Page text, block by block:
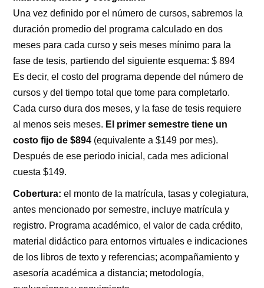
Una vez definido por el número de cursos, sabremos la
duración promedio del programa calculado en dos
meses para cada curso y seis meses mínimo para la
fase de tesis, partiendo del siguiente esquema: $ 894
Es decir, el costo del programa depende del número de
cursos y del tiempo total que tome para completarlo.
Cada curso dura dos meses, y la fase de tesis requiere
al menos seis meses. El primer semestre tiene un
costo fijo de $894 (equivalente a $149 por mes).
Después de ese periodo inicial, cada mes adicional
cuesta $149.
Cobertura: el monto de la matrícula, tasas y colegiatura,
antes mencionado por semestre, incluye matrícula y
registro. Programa académico, el valor de cada crédito,
material didáctico para entornos virtuales e indicaciones
de los libros de texto y referencias; acompañamiento y
asesoría académica a distancia; metodología,